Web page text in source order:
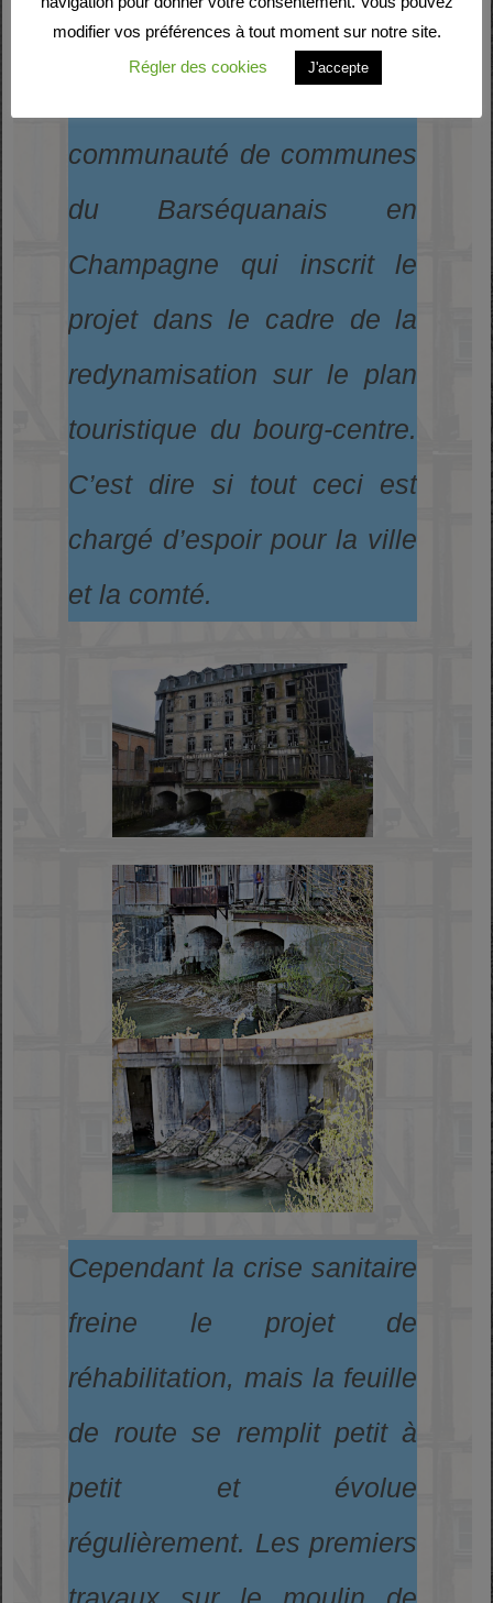
intéresse tout
communauté de communes
du Barséquanais en
Champagne qui inscrit le
projet dans le cadre de la
redynamisation sur le plan
touristique du bourg-centre.
C’est dire si tout ceci est
chargé d’espoir pour la ville
et la comté.
Cependant la crise sanitaire
freine le projet de
réhabilitation, mais la feuille
de route se remplit petit à
petit et évolue
régulièrement. Les premiers
modifier vos préférences à tout moment sur notre site.
Régler des cookies
J'accepte